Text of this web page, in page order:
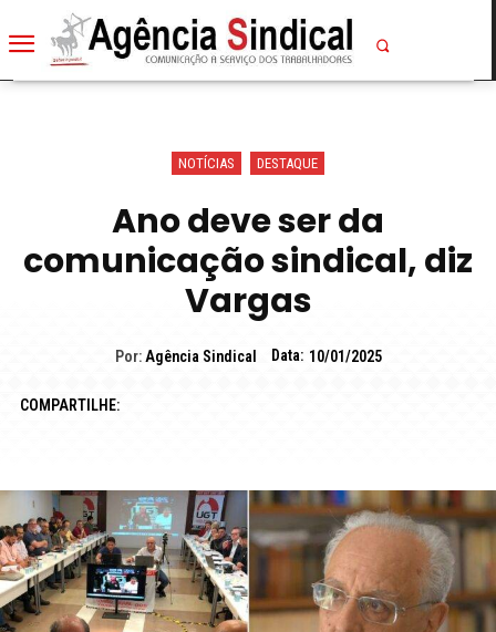
NOTÍCIAS DESTAQUE
Ano deve ser da
comunicação sindical, diz
Vargas
Por: Agência Sindical Data: 10/01/2025
COMPARTILHE: